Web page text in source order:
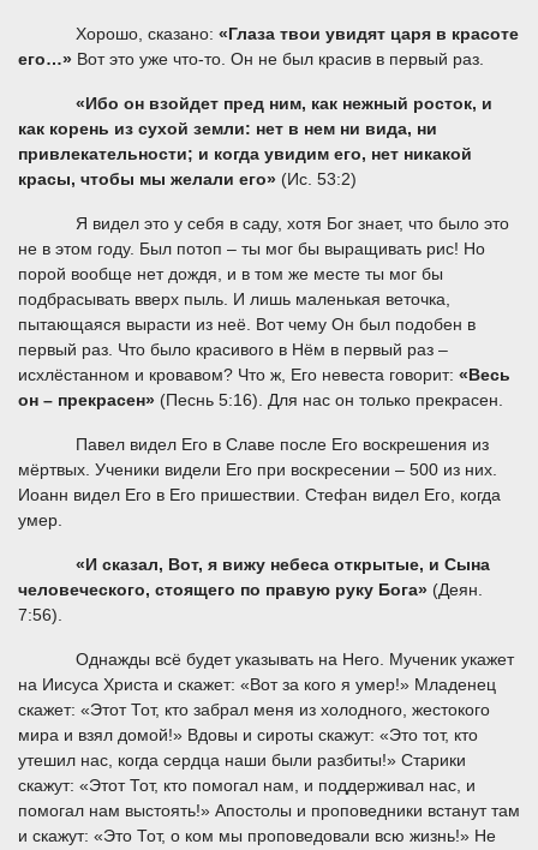
Хорошо, сказано: «Глаза твои увидят царя в красоте
его…» Вот это уже что-то. Он не был красив в первый раз.
«Ибо он взойдет пред ним, как нежный росток, и
как корень из сухой земли: нет в нем ни вида, ни
привлекательности; и когда увидим его, нет никакой
красы, чтобы мы желали его» (Ис. 53:2)
Я видел это у себя в саду, хотя Бог знает, что было это
не в этом году. Был потоп – ты мог бы выращивать рис! Но
порой вообще нет дождя, и в том же месте ты мог бы
подбрасывать вверх пыль. И лишь маленькая веточка,
пытающаяся вырасти из неё. Вот чему Он был подобен в
первый раз. Что было красивого в Нём в первый раз –
исхлёстанном и кровавом? Что ж, Его невеста говорит: «Весь
он – прекрасен» (Песнь 5:16). Для нас он только прекрасен.
Павел видел Его в Славе после Его воскрешения из
мёртвых. Ученики видели Его при воскресении – 500 из них.
Иоанн видел Его в Его пришествии. Стефан видел Его, когда
умер.
«И сказал, Вот, я вижу небеса открытые, и Сына
человеческого, стоящего по правую руку Бога» (Деян.
7:56).
Однажды всё будет указывать на Него. Мученик укажет
на Иисуса Христа и скажет: «Вот за кого я умер!» Младенец
скажет: «Этот Тот, кто забрал меня из холодного, жестокого
мира и взял домой!» Вдовы и сироты скажут: «Это тот, кто
утешил нас, когда сердца наши были разбиты!» Старики
скажут: «Этот Тот, кто помогал нам, и поддерживал нас, и
помогал нам выстоять!» Апостолы и проповедники встанут там
и скажут: «Это Тот, о ком мы проповедовали всю жизнь!» Не